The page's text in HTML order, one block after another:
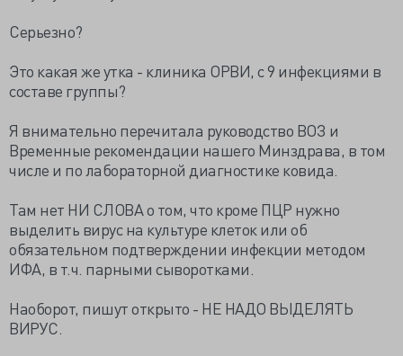
Серьезно?
Это какая же утка - клиника ОРВИ, с 9 инфекциями в
составе группы?
Я внимательно перечитала руководство ВОЗ и
Временные рекомендации нашего Минздрава, в том
числе и по лабораторной диагностике ковида.
Там нет НИ СЛОВА о том, что кроме ПЦР нужно
выделить вирус на культуре клеток или об
обязательном подтверждении инфекции методом
ИФА, в т.ч. парными сыворотками.
Наоборот, пишут открыто - НЕ НАДО ВЫДЕЛЯТЬ
ВИРУС.